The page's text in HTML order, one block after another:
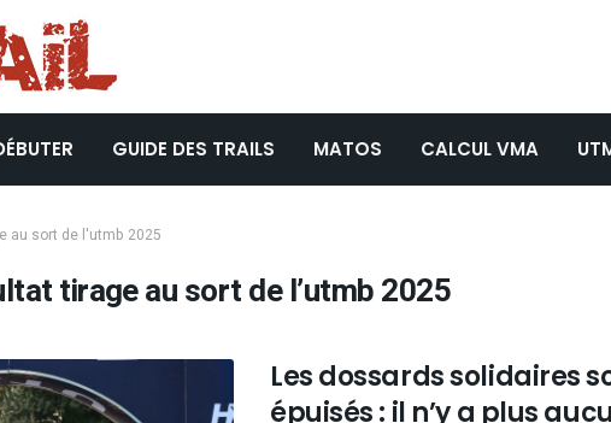
GUIDE DES TRAILS MATOS CALCUL VMA
au sort de l'utmb 2025
tirage au sort de l’utmb 2025
Les dossards solidaires
épuisés : il n’y a plus